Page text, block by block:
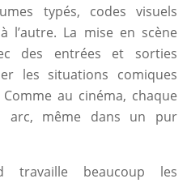
typés, codes visuels
l’autre. La mise en scène
des entrées et sorties
les situations comiques
au cinéma, chaque
arc, même dans un pur
travaille beaucoup les